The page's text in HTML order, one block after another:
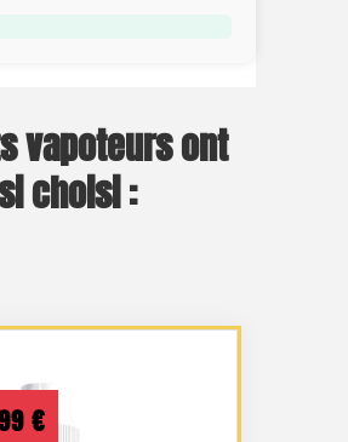
vapoteurs ont
choisi :
€ Plage